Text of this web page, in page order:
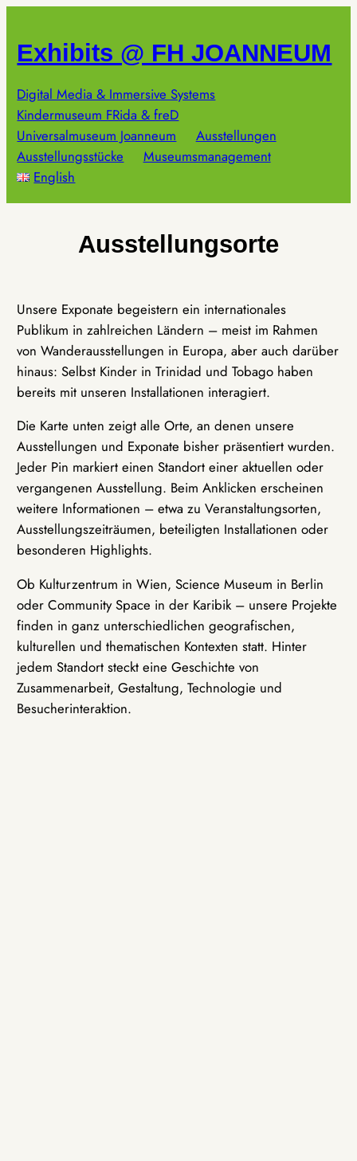
springen
Exhibits @ FH JOANNEUM
Digital Media & Immersive Systems
Kindermuseum FRida & freD
Universalmuseum Joanneum
Ausstellungen
Ausstellungsstücke
Museumsmanagement
English
Ausstellungsorte
Unsere Exponate begeistern ein internationales
Publikum in zahlreichen Ländern – meist im Rahmen
von Wanderausstellungen in Europa, aber auch darüber
hinaus: Selbst Kinder in Trinidad und Tobago haben
bereits mit unseren Installationen interagiert.
Die Karte unten zeigt alle Orte, an denen unsere
Ausstellungen und Exponate bisher präsentiert wurden.
Jeder Pin markiert einen Standort einer aktuellen oder
vergangenen Ausstellung. Beim Anklicken erscheinen
weitere Informationen – etwa zu Veranstaltungsorten,
Ausstellungszeiträumen, beteiligten Installationen oder
besonderen Highlights.
Ob Kulturzentrum in Wien, Science Museum in Berlin
oder Community Space in der Karibik – unsere Projekte
finden in ganz unterschiedlichen geografischen,
kulturellen und thematischen Kontexten statt. Hinter
jedem Standort steckt eine Geschichte von
Zusammenarbeit, Gestaltung, Technologie und
Besucherinteraktion.